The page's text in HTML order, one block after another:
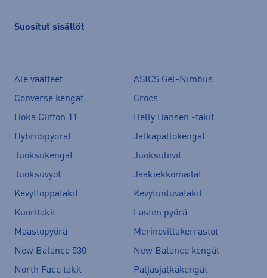
Suositut sisällöt
Ale vaatteet
ASICS Gel-Nimbus
Converse kengät
Crocs
Hoka Clifton 11
Helly Hansen -takit
Hybridipyörät
Jalkapallokengät
Juoksukengät
Juoksuliivit
Juoksuvyöt
Jääkiekkomailat
Kevyttoppatakit
Kevytuntuvatakit
Kuoritakit
Lasten pyörä
Maastopyörä
Merinovillakerrastot
New Balance 530
New Balance kengät
North Face takit
Paljasjalkakengät